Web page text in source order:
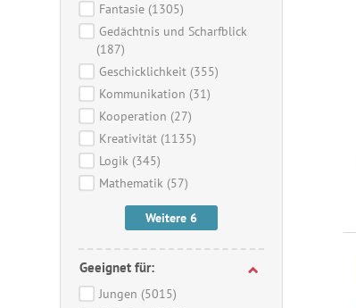
Fantasie (1305)
Gedächtnis und Scharfblick
(187)
Geschicklichkeit (355)
Kommunikation (31)
Kooperation (27)
Kreativität (1135)
Logik (345)
Mathematik (57)
Weitere 6
Geeignet für:
Jungen (5015)